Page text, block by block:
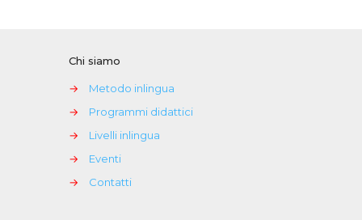
Chi siamo
→
Metodo inlingua
→
Programmi didattici
→
Livelli inlingua
→
Eventi
→
Contatti